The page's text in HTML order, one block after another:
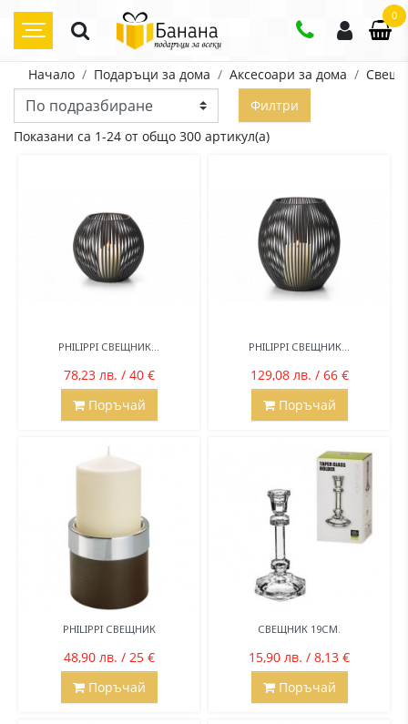
0
Начало Подаръци за дома Аксесоари за дома
Филтри
Показани са 1-24 от общо 300 артикул(а)
PHILIPPI СВЕЩНИК...
78,23 лв. / 40 €
Поръчай
PHILIPPI СВЕЩНИК...
129,08 лв. / 66 €
Поръчай
PHILIPPI СВЕЩНИК
48,90 лв. / 25 €
Поръчай
СВЕЩНИК 19СМ.
15,90 лв. / 8,13 €
Поръчай